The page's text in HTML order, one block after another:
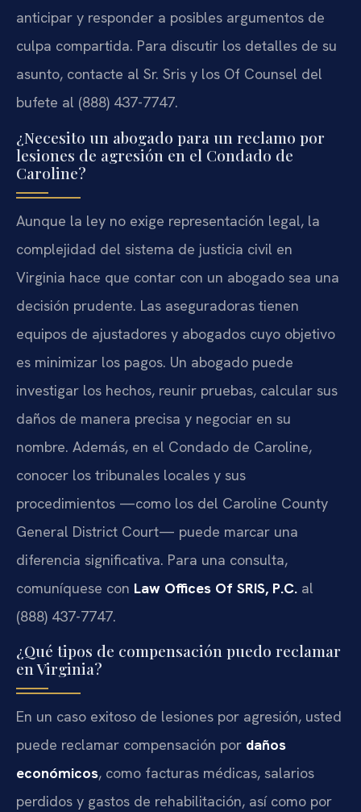
anticipar y responder a posibles argumentos de
culpa compartida. Para discutir los detalles de su
asunto, contacte al Sr. Sris y los Of Counsel del
bufete al (888) 437-7747.
¿Necesito un abogado para un reclamo por
lesiones de agresión en el Condado de
Caroline?
Aunque la ley no exige representación legal, la
complejidad del sistema de justicia civil en
Virginia hace que contar con un abogado sea una
decisión prudente. Las aseguradoras tienen
equipos de ajustadores y abogados cuyo objetivo
es minimizar los pagos. Un abogado puede
investigar los hechos, reunir pruebas, calcular sus
daños de manera precisa y negociar en su
nombre. Además, en el Condado de Caroline,
conocer los tribunales locales y sus
procedimientos —como los del Caroline County
General District Court— puede marcar una
diferencia significativa. Para una consulta,
comuníquese con Law Offices Of SRIS, P.C. al
(888) 437-7747.
¿Qué tipos de compensación puedo reclamar
en Virginia?
En un caso exitoso de lesiones por agresión, usted
puede reclamar compensación por daños
económicos, como facturas médicas, salarios
perdidos y gastos de rehabilitación, así como por